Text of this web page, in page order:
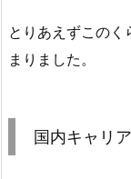
とりあえずこの
まりました。
国内キャリ